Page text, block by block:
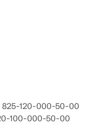
825-120-000-50-00
100-000-50-00